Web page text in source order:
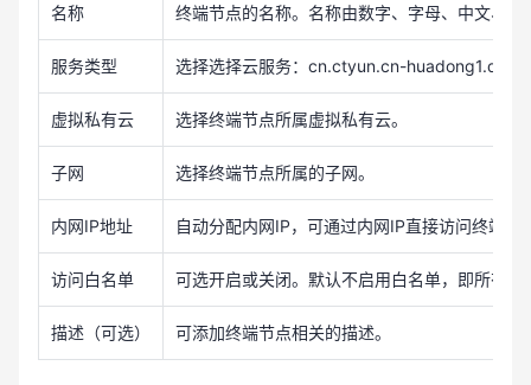
名称 终端节点的名称。名称由数字、字母、中文、-
服务类型 选择选择云服务：cn.ctyun.cn-huadong1.dns。
虚拟私有云 选择终端节点所属虚拟私有云。
子网 选择终端节点所属的子网。
内网IP地址 自动分配内网IP，可通过内网IP直接访问终端节
访问白名单 可选开启或关闭。默认不启用白名单，即所有
描述（可选） 可添加终端节点相关的描述。